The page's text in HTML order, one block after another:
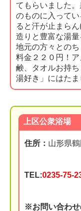
てもらいました
のものに入って
ると汗が止まら
造りと豊富な湯量
地元の方々とのち
料金２２０円！
鹸、タオルお持
湯好き」にはたま
上区公衆浴場
住所： 山形県
TEL:0235-75-
※お問い合わせ